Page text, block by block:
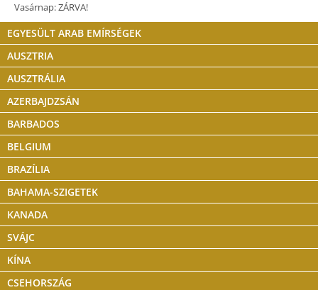
Vasárnap: ZÁRVA!
EGYESÜLT ARAB EMÍRSÉGEK
AUSZTRIA
AUSZTRÁLIA
AZERBAJDZSÁN
BARBADOS
BELGIUM
BRAZÍLIA
BAHAMA-SZIGETEK
KANADA
SVÁJC
KÍNA
CSEHORSZÁG